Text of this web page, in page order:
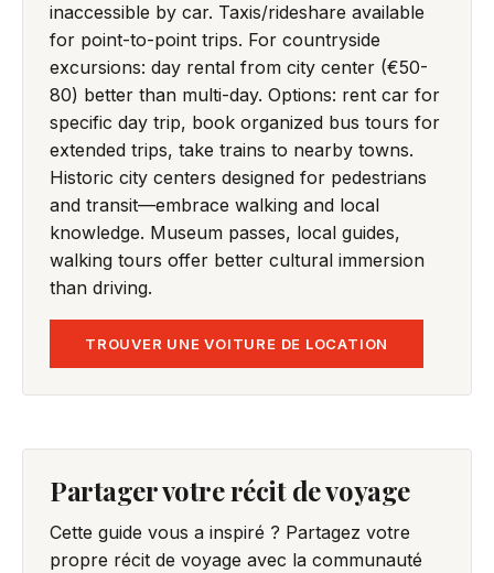
inaccessible by car. Taxis/rideshare available
for point-to-point trips. For countryside
excursions: day rental from city center (€50-
80) better than multi-day. Options: rent car for
specific day trip, book organized bus tours for
extended trips, take trains to nearby towns.
Historic city centers designed for pedestrians
and transit—embrace walking and local
knowledge. Museum passes, local guides,
walking tours offer better cultural immersion
than driving.
TROUVER UNE VOITURE DE LOCATION
Partager votre récit de voyage
Cette guide vous a inspiré ? Partagez votre
propre récit de voyage avec la communauté